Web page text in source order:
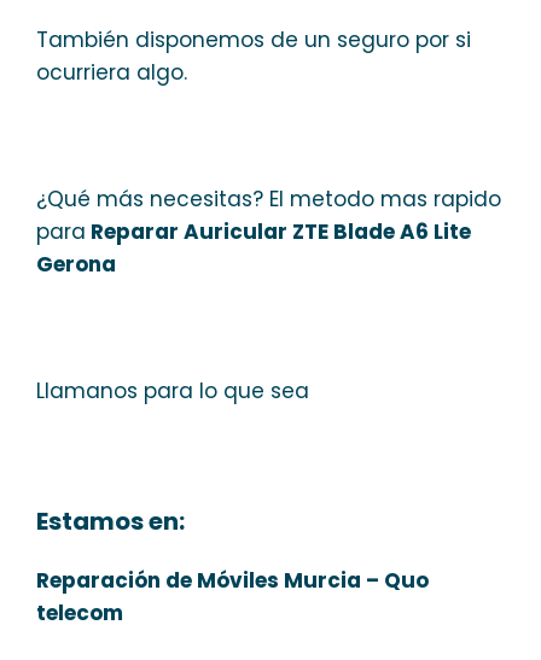
También disponemos de un seguro por si
ocurriera algo.
¿Qué más necesitas? El metodo mas rapido
para Reparar Auricular ZTE Blade A6 Lite
Gerona
Llamanos para lo que sea
Estamos en:
Reparación de Móviles Murcia – Quo
telecom